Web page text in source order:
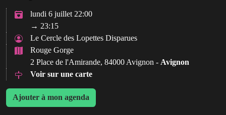
lundi 6 juillet 22:00
→ 23:15
Le Cercle des Lopettes Disparues
Rouge Gorge
2 Place de l'Amirande, 84000 Avignon - Avignon
Voir sur une carte
Ajouter à mon agenda